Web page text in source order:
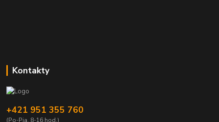
Kontakty
+421 951 355 760
(Po-Pia, 8-16 hod.)